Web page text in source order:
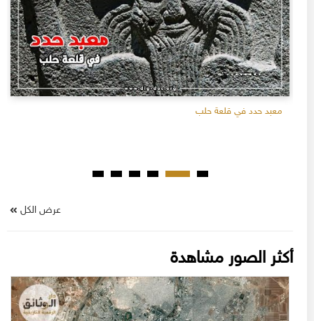
معبد حدد في قلعة حلب
عرض الكل
أكثر الصور مشاهدة